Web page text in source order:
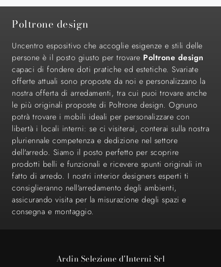
Poltrone design
Uncentro espositivo che accoglie esigenze e stili delle
persone è il posto giusto per trovare Poltrone design
capaci di fondere doti pratiche ed estetiche. Svariate
offerte attuali sono proposte da noi e personalizzano la
nostra offerta di arredamenti, tra cui puoi trovare anche
le più originali proposte di Poltrone design. Ognuno
potrà trovare i mobili ideali per personalizzare con
libertà i locali interni: se ci visiterai, conterai sulla nostra
pluriennale competenza e dedizione nel settore
dell'arredo. Siamo il posto perfetto per scoprire
prodotti belli e funzionali e ricevere spunti originali in
fatto di arredo. I nostri interior designers esperti ti
consiglieranno nell'arredamento degli ambienti,
assicurando visita per la misurazione degli spazi e
consegna e montaggio.
Ardin Selezione d'Interni Srl